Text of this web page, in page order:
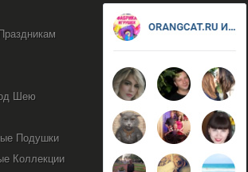
Шею
Подушки
Коллекции